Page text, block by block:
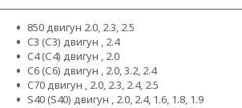
850 двигун 2.0, 2.3, 2.5
C3 (С3) двигун , 2.4
C4 (С4) двигун , 2.0
C6 (С6) двигун , 2.0, 3.2, 2.4
C70 двигун , 2.0, 2.3, 2.4, 2.5
S40 (S40) двигун , 2.0, 2.4, 1.6, 1.8, 1.9